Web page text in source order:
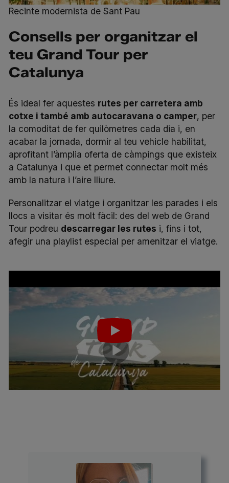
Recinte modernista de Sant Pau
Consells per organitzar el
teu Grand Tour per
Catalunya
És ideal fer aquestes rutes per carretera amb
cotxe i també amb autocaravana o camper, per
la comoditat de fer quilòmetres cada dia i, en
acabar la jornada, dormir al teu vehicle habilitat,
aprofitant l’àmplia oferta de càmpings que existeix
a Catalunya i que et permet connectar molt més
amb la natura i l’aire lliure.
Personalitzar el viatge i organitzar les parades i els
llocs a visitar és molt fàcil: des delweb de Grand
Tour podreu descarregar les rutes i, fins i tot,
afegir una playlist especial per amenitzar el viatge.